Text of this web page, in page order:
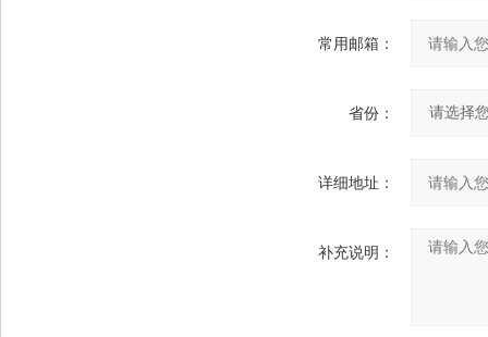
常用邮箱：
省份：
详细地址：
补充说明：